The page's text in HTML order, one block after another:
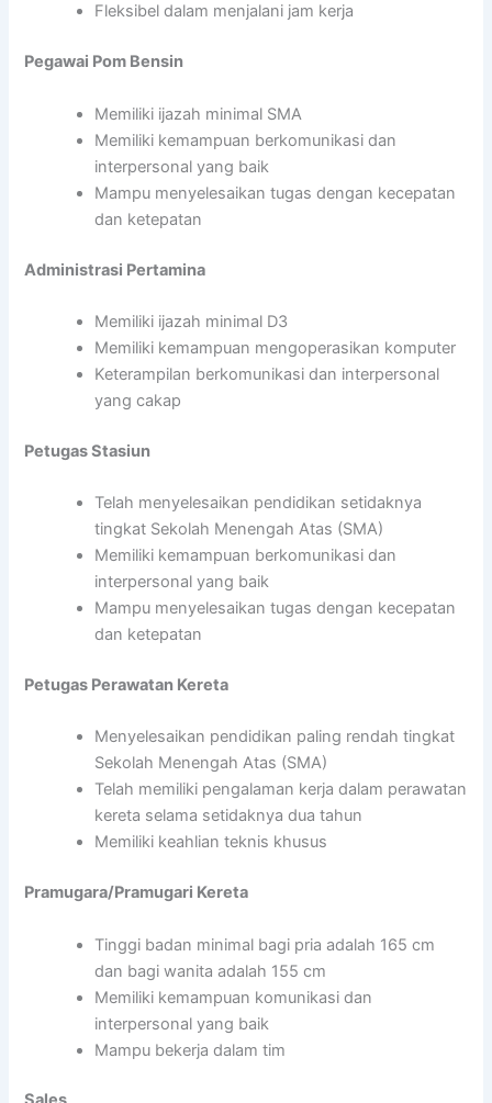
Fleksibel dalam menjalani jam kerja
Pegawai Pom Bensin
Memiliki ijazah minimal SMA
Memiliki kemampuan berkomunikasi dan
interpersonal yang baik
Mampu menyelesaikan tugas dengan kecepatan
dan ketepatan
Administrasi Pertamina
Memiliki ijazah minimal D3
Memiliki kemampuan mengoperasikan komputer
Keterampilan berkomunikasi dan interpersonal
yang cakap
Petugas Stasiun
Telah menyelesaikan pendidikan setidaknya
tingkat Sekolah Menengah Atas (SMA)
Memiliki kemampuan berkomunikasi dan
interpersonal yang baik
Mampu menyelesaikan tugas dengan kecepatan
dan ketepatan
Petugas Perawatan Kereta
Menyelesaikan pendidikan paling rendah tingkat
Sekolah Menengah Atas (SMA)
Telah memiliki pengalaman kerja dalam perawatan
kereta selama setidaknya dua tahun
Memiliki keahlian teknis khusus
Pramugara/Pramugari Kereta
Tinggi badan minimal bagi pria adalah 165 cm
dan bagi wanita adalah 155 cm
Memiliki kemampuan komunikasi dan
interpersonal yang baik
Mampu bekerja dalam tim